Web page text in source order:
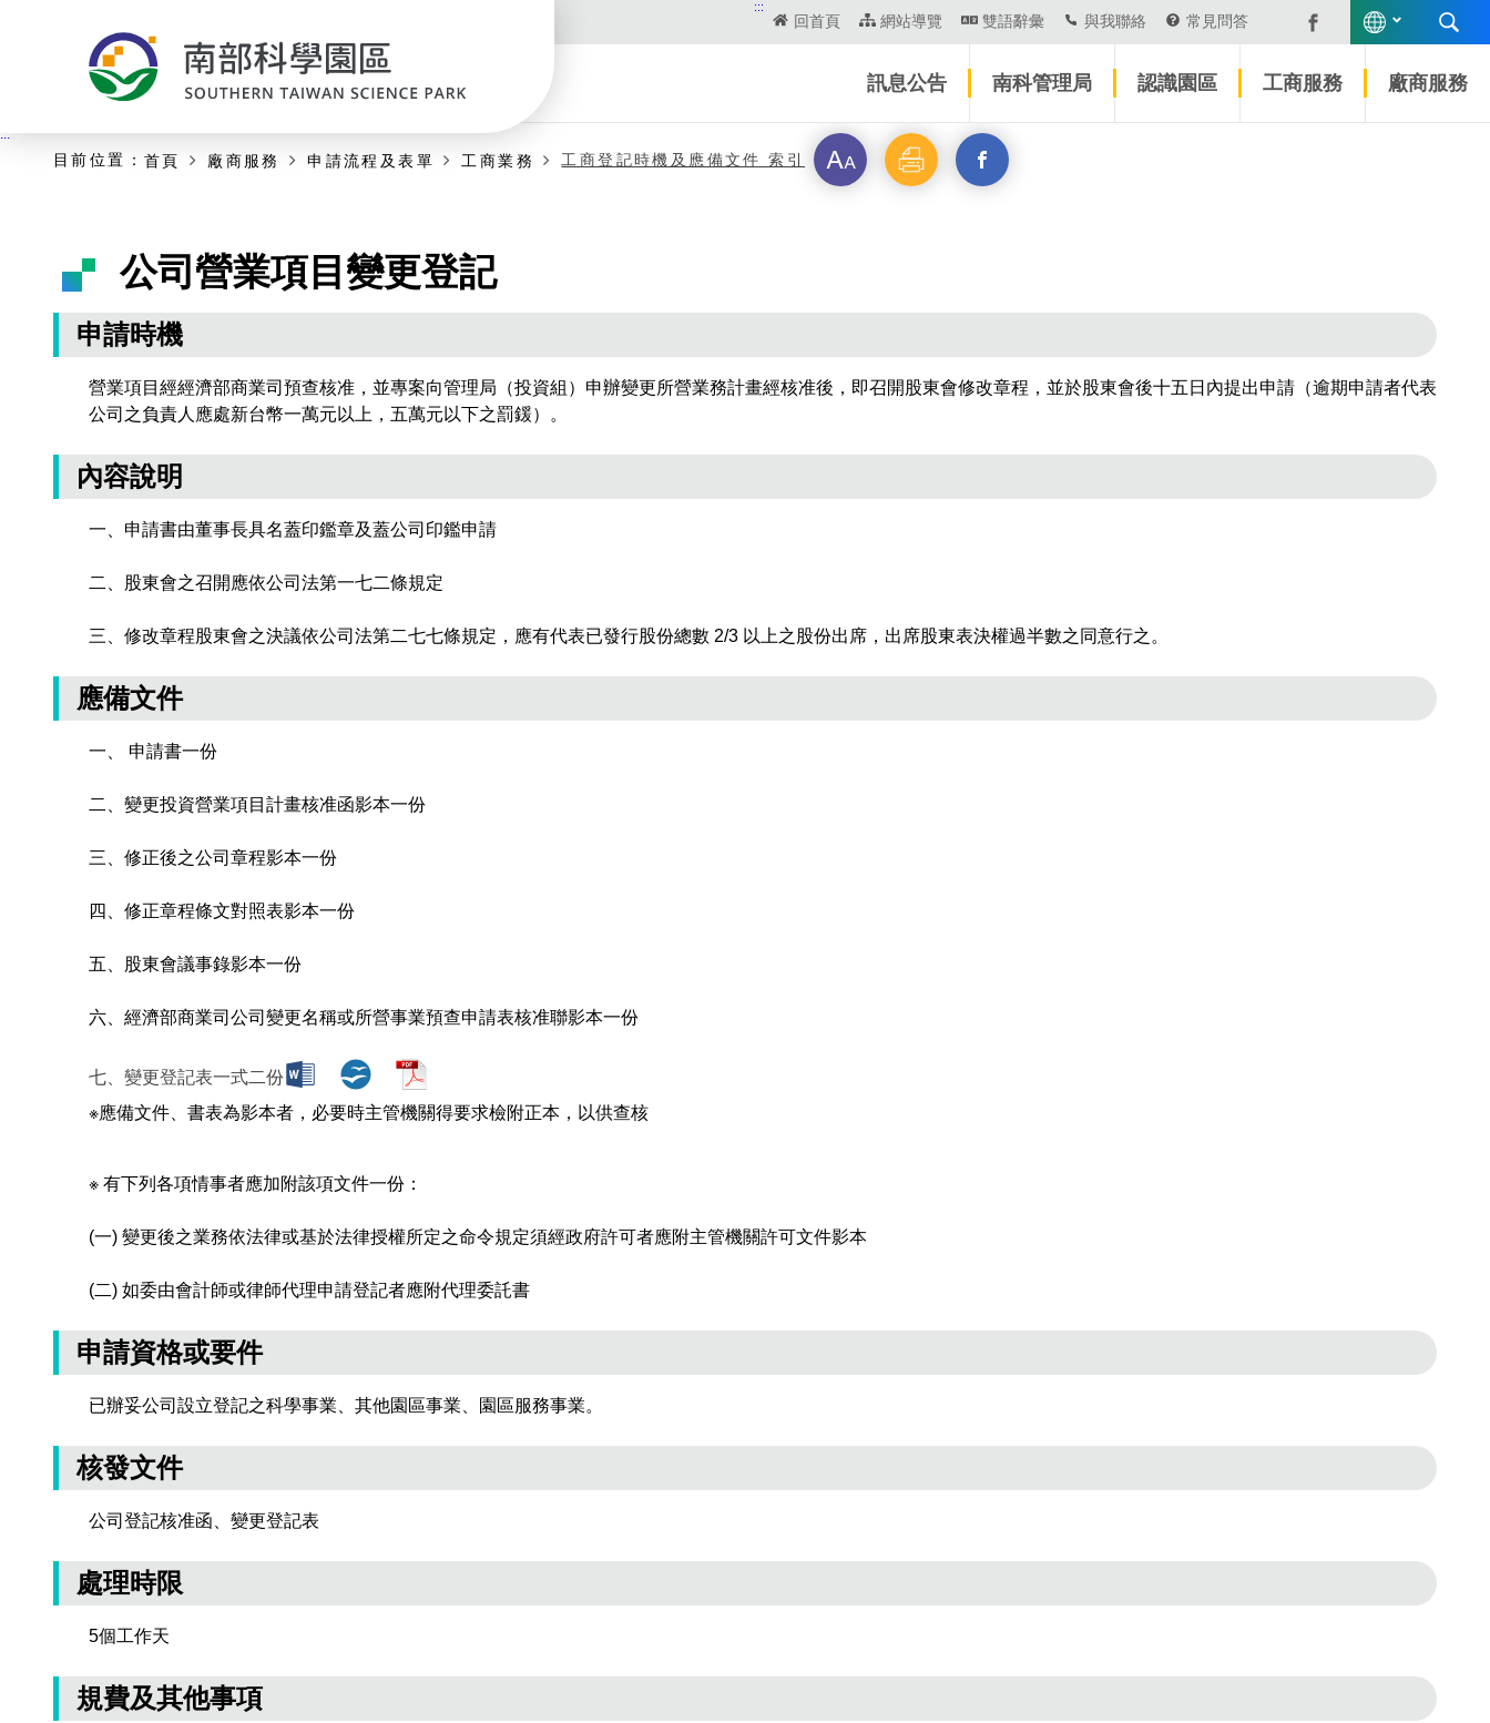
:::
回首頁 網站導覽 雙語辭彙 與我聯絡 常見問答
訊息公告 南科管理局 認識園區 工商服務 廠商服務
主要內容開始
:::
目前位置： 首頁 廠商服務 申請流程及表單 工商業務 工商登記時機及應備文件 索引 字 列 另
新
到
公司營業項目變更登記
申請時機
營業項目經經濟部商業司預查核准，並專案向管理局（投資組）申辦變更所營業務計畫經核准後，即召開股東會修改章程，並於股東會後十五日內提出申請（逾期申請者代表
公司之負責人應處新台幣一萬元以上，五萬元以下之罰鍰）。
內容說明
一、申請書由董事長具名蓋印鑑章及蓋公司印鑑申請
二、股東會之召開應依公司法第一七二條規定
三、修改章程股東會之決議依公司法第二七七條規定，應有代表已發行股份總數 2/3 以上之股份出席，出席股東表決權過半數之同意行之。
應備文件
一、 申請書一份
二、變更投資營業項目計畫核准函影本一份
三、修正後之公司章程影本一份
四、修正章程條文對照表影本一份
五、股東會議事錄影本一份
六、經濟部商業司公司變更名稱或所營事業預查申請表核准聯影本一份
七、變更登記表一式二份
※應備文件、書表為影本者，必要時主管機關得要求檢附正本，以供查核
※ 有下列各項情事者應加附該項文件一份：
(一) 變更後之業務依法律或基於法律授權所定之命令規定須經政府許可者應附主管機關許可文件影本
(二) 如委由會計師或律師代理申請登記者應附代理委託書
申請資格或要件
已辦妥公司設立登記之科學事業、其他園區事業、園區服務事業。
核發文件
公司登記核准函、變更登記表
處理時限
5個工作天
規費及其他事項